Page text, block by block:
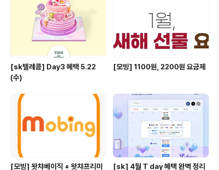
[sk텔레콤] Day3 혜택 5.22
(수)
[모빙] 1100원, 2200원 요금제
[모빙] 왓챠베이직 + 왓챠프리미 [sk] 4월 T day 혜택 완벽 정리